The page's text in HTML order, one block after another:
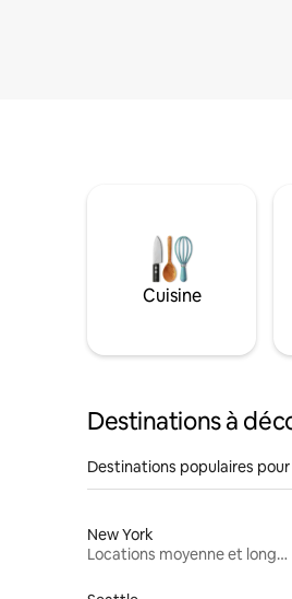
Cuisine
Destinations à
Destinations populaires
New York
Locations moyenne et longue durée